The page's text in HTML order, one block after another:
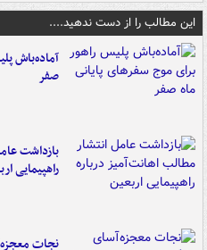
این مطالب را از دست ندهید....
آماده‌باش
صفر
بازداشت
راهپیمایی